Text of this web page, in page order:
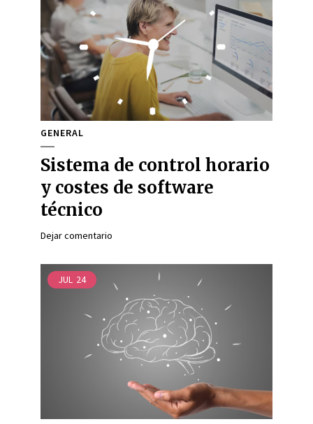
GENERAL
Sistema de control horario
y costes de software
técnico
Dejar comentario
JUL 24